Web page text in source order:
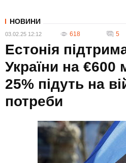
НОВИНИ
03.02.25 12:12 618 5
Естонія
України на €600
25% підуть на
потреби